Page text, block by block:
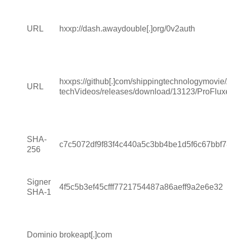
URL hxxp://dash.awaydouble[.]org/0v2auth
URL
hxxps://github[.]com/
techVideos/releases/download/13123/
SHA-
256
Signer
SHA-1
4f5c5b3ef45cfff7721754487a86aeff9a2e6e32
Dominio brokeapt[.]com